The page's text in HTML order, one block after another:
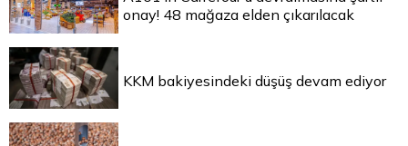
onay! 48 mağaza elden çıkarılacak
KKM bakiyesindeki düşüş devam ediyor